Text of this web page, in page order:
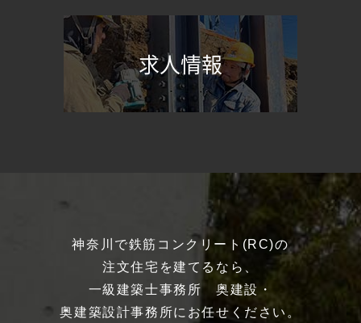
求人情報
神奈川で鉄筋コンクリート(RC)の
注文住宅を建てるなら、
一級建築士事務所 奥建設・
奥建築設計事務所にお任せください。